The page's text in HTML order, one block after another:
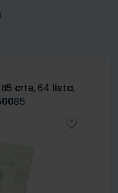
B5 crte, 64 lista,